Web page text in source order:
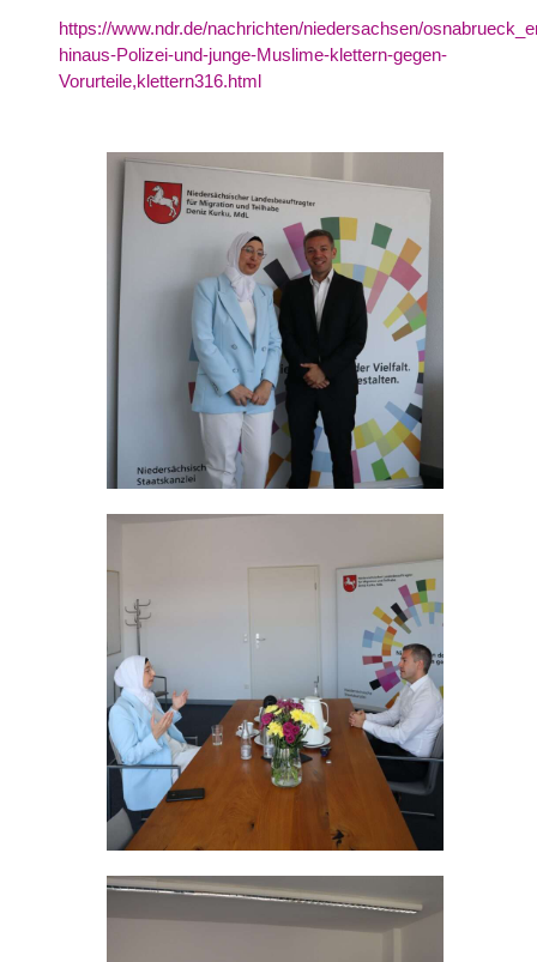
https://www.ndr.de/nachrichten/niedersachsen/
hinaus-Polizei-und-junge-Muslime-klettern-gegen-
Vorurteile,klettern316.html